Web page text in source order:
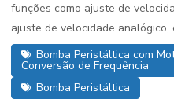
funções como ajuste de
ajuste de velocidade analógico,
Bomba Peristáltica com
Conversão de Frequência
Bomba Peristáltica